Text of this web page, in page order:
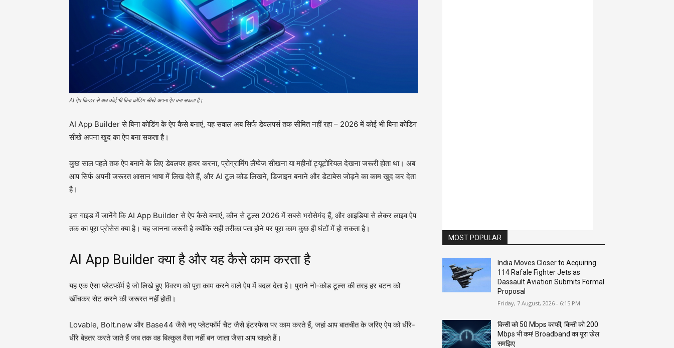
AI ऐप बिल्डर से अब कोई भी बिना कोडिंग सीखे अपना ऐप बना सकता है।
AI App Builder से बिना कोडिंग के ऐप कैसे बनाएं, यह सवाल अब सिर्फ डेवलपर्स तक सीमित नहीं रहा – 2026 में कोई भी बिना कोडिंग
सीखे अपना खुद का ऐप बना सकता है।
कुछ साल पहले तक ऐप बनाने के लिए डेवलपर हायर करना, प्रोग्रामिंग लैंग्वेज सीखना या महीनों ट्यूटोरियल देखना जरूरी होता था। अब
आप सिर्फ अपनी जरूरत आसान भाषा में लिख देते हैं, और AI टूल कोड लिखने, डिजाइन बनाने और डेटाबेस जोड़ने का काम खुद कर देता
है।
इस गाइड में जानेंगे कि AI App Builder से ऐप कैसे बनाएं, कौन से टूल्स 2026 में सबसे भरोसेमंद हैं, और आइडिया से लेकर लाइव ऐप
तक का पूरा प्रोसेस क्या है। यह जानना जरूरी है क्योंकि सही तरीका पता होने पर पूरा काम कुछ ही घंटों में हो सकता है।
AI App Builder क्या है और यह कैसे काम करता है
यह एक ऐसा प्लेटफॉर्म है जो लिखे हुए विवरण को पूरा काम करने वाले ऐप में बदल देता है। पुराने नो-कोड टूल्स की तरह हर बटन को
खींचकर सेट करने की जरूरत नहीं होती।
Lovable, Bolt.new और Base44 जैसे नए प्लेटफॉर्म चैट जैसे इंटरफेस पर काम करते हैं, जहां आप बातचीत के जरिए ऐप को धीरे-
धीरे बेहतर करते जाते हैं जब तक वह बिल्कुल वैसा नहीं बन जाता जैसा आप चाहते हैं।
MOST POPULAR
India Moves Closer to Acquiring
114 Rafale Fighter Jets as
Dassault Aviation Submits Formal
Proposal
Friday, 7 August, 2026 - 6:15 PM
किसी को 50 Mbps काफी, किसी को 200
Mbps भी कम! Broadband का पूरा खेल
समझिए